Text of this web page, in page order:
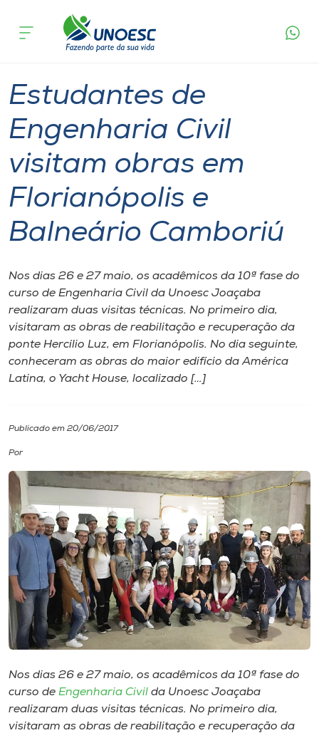
Cursos
Pesquisa
Atendimento ao Estudante
Portal de Ensino
Internacionalização
I.nova
Cultura
CPA
Biblioteca
Editora
Rádio
Museu
Unoesc
Store
acontece
Estudantes de
Engenharia Civil
visitam obras em
Florianópolis e
Balneário Camboriú
Nos dias 26 e 27 maio, os acadêmicos da 10ª fase do
curso de Engenharia Civil da Unoesc Joaçaba
realizaram duas visitas técnicas. No primeiro dia,
visitaram as obras de reabilitação e recuperação da
ponte Hercílio Luz, em Florianópolis. No dia seguinte,
conheceram as obras do maior edifício da América
Latina, o Yacht House, localizado […]
Publicado em 20/06/2017
Por
Nos dias 26 e 27 maio, os acadêmicos da 10ª fase do
curso de Engenharia Civil da Unoesc Joaçaba
realizaram duas visitas técnicas. No primeiro dia,
visitaram as obras de reabilitação e recuperação da